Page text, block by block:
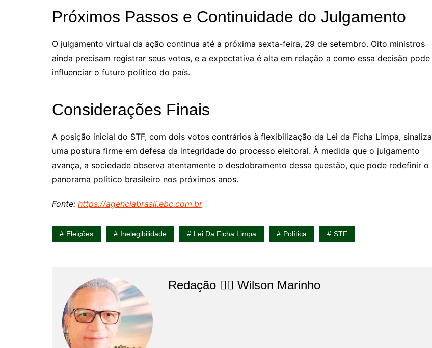
Próximos Passos e Continuidade do Julgamento
O julgamento virtual da ação continua até a próxima sexta-feira, 29 de setembro. Oito ministros
ainda precisam registrar seus votos, e a expectativa é alta em relação a como essa decisão pode
influenciar o futuro político do país.
Considerações Finais
A posição inicial do STF, com dois votos contrários à flexibilização da Lei da Ficha Limpa, sinaliza
uma postura firme em defesa da integridade do processo eleitoral. À medida que o julgamento
avança, a sociedade observa atentamente o desdobramento dessa questão, que pode redefinir o
panorama político brasileiro nos próximos anos.
Fonte: https://agenciabrasil.ebc.com.br
Eleições Inelegibilidade Lei Da Ficha Limpa Política STF
Redação 👨‍⚖️​ Wilson Marinho